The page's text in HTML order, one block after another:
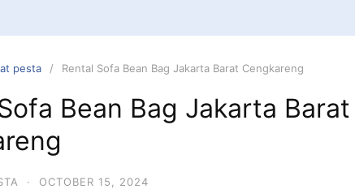
pesta Rental Sofa Bean Bag Jakarta Barat Cengkareng
Bean Bag Jakarta Barat
· OCTOBER 15, 2024